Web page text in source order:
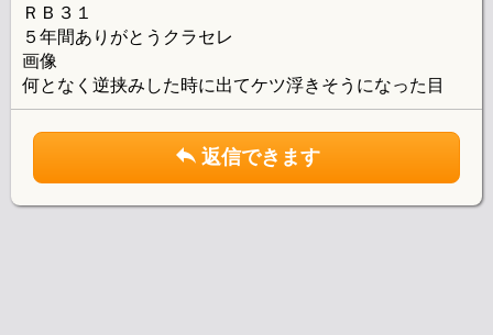
ＲＢ３１
５年間ありがとうクラセレ
画像
何となく逆挟みした時に出てケツ浮きそうになった目
返信できます